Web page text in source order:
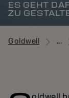
ES GEHT
ZU
Goldwell ...